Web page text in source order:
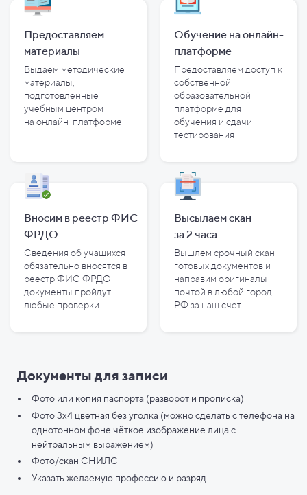
Предоставляем
материалы
Выдаем методические
материалы,
подготовленные
учебным центром
на онлайн-платформе
Обучение на онлайн-
платформе
Предоставляем доступ к
собственной
образовательной
платформе для
обучения и сдачи
тестирования
Вносим в реестр ФИС
ФРДО
Сведения об учащихся
обязательно вносятся в
реестр ФИС ФРДО -
документы пройдут
любые проверки
Высылаем скан
за2 часа
Вышлем срочный скан
готовых документов и
направим оригиналы
почтой в любой город
РФ за наш счет
Документы для записи
Фото или копия паспорта (разворот и прописка)
Фото 3х4 цветная без уголка (можно сделать с телефона на
однотонном фоне чёткое изображение лица с
нейтральным выражением)
Фото/скан СНИЛС
Указать желаемую профессию и разряд